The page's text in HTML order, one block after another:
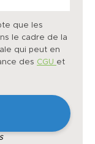
que les
le cadre de la
qui peut en
des CGU et